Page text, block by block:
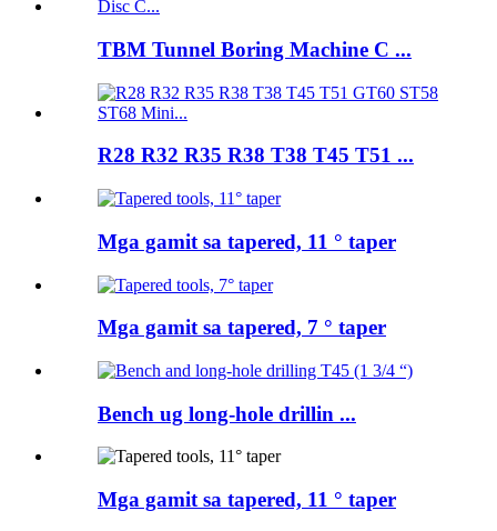
TBM Tunnel Boring Machine C ...
R28 R32 R35 R38 T38 T45 T51 ...
Mga gamit sa tapered, 11 ° taper
Mga gamit sa tapered, 7 ° taper
Bench ug long-hole drillin ...
Mga gamit sa tapered, 11 ° taper